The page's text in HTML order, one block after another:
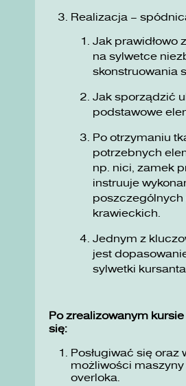
Realizacja –
Jak prawidłowo
na sylwetce
skonstruowania
Jak sporządzić
podstawowe
Po otrzymaniu
potrzebnych
np. nici, zamek
instruuje
poszczególnych
krawieckich.
Jednym z
jest
sylwetki kursanta.
Po zrealizowanym
się:
Posługiwać się oraz
możliwości
overloka.